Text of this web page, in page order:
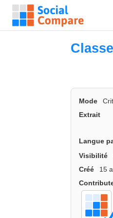
Mode
Extrait
Langue
Visibilité
Créé
15